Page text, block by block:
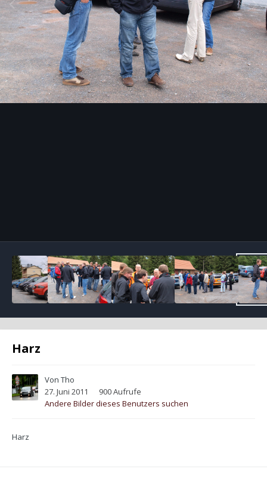
Harz
Von Tho
27. Juni 2011
900 Aufrufe
Andere Bilder dieses Benutzers suchen
Harz